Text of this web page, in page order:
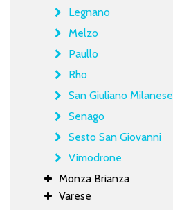
Legnano
Melzo
Paullo
Rho
San Giuliano Milanese
Senago
Sesto San Giovanni
Vimodrone
Monza Brianza
Varese